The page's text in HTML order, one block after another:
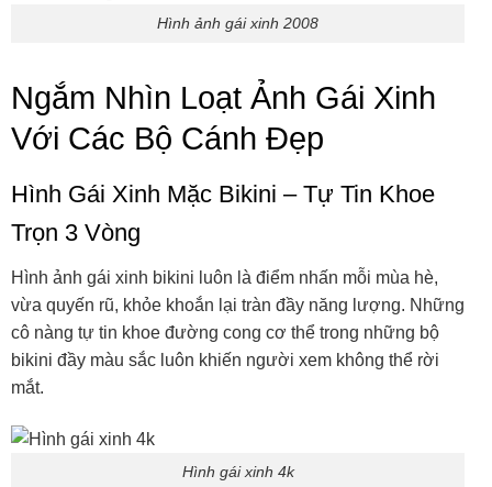
Hình ảnh gái xinh 2008
Ngắm Nhìn Loạt Ảnh Gái Xinh
Với Các Bộ Cánh Đẹp
Hình Gái Xinh Mặc Bikini – Tự Tin Khoe
Trọn 3 Vòng
Hình ảnh gái xinh bikini luôn là điểm nhấn mỗi mùa hè,
vừa quyến rũ, khỏe khoắn lại tràn đầy năng lượng. Những
cô nàng tự tin khoe đường cong cơ thể trong những bộ
bikini đầy màu sắc luôn khiến người xem không thể rời
mắt.
Hình gái xinh 4k